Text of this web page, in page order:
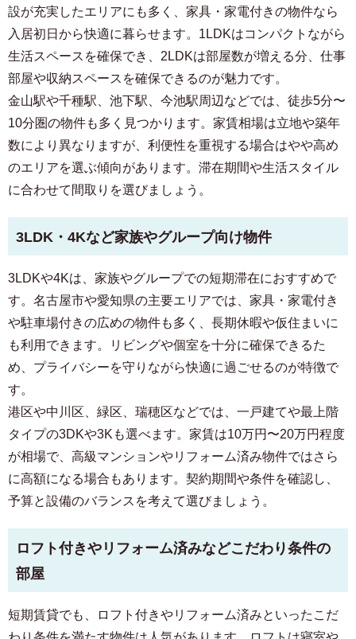
設が充実したエリアにも多く、家具・家電付きの物件なら
入居初日から快適に暮らせます。1LDKはコンパクトながら
生活スペースを確保でき、2LDKは部屋数が増える分、仕事
部屋や収納スペースを確保できるのが魅力です。
金山駅や千種駅、池下駅、今池駅周辺などでは、徒歩5分〜
10分圏の物件も多く見つかります。家賃相場は立地や築年
数により異なりますが、利便性を重視する場合はやや高め
のエリアを選ぶ傾向があります。滞在期間や生活スタイル
に合わせて間取りを選びましょう。
3LDK・4Kなど家族やグループ向け物件
3LDKや4Kは、家族やグループでの短期滞在におすすめで
す。名古屋市や愛知県の主要エリアでは、家具・家電付き
や駐車場付きの広めの物件も多く、長期休暇や仮住まいに
も利用できます。リビングや個室を十分に確保できるた
め、プライバシーを守りながら快適に過ごせるのが特徴で
す。
港区や中川区、緑区、瑞穂区などでは、一戸建てや最上階
タイプの3DKや3Kも選べます。家賃は10万円〜20万円程度
が相場で、高級マンションやリフォーム済み物件ではさら
に高額になる場合もあります。契約期間や条件を確認し、
予算と設備のバランスを考えて選びましょう。
ロフト付きやリフォーム済みなどこだわり条件の
部屋
短期賃貸でも、ロフト付きやリフォーム済みといったこだ